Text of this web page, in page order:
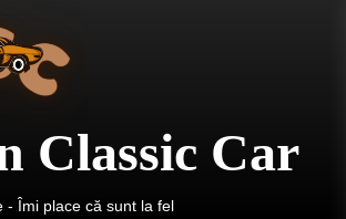
Classic Car
- Îmi place că sunt la fel